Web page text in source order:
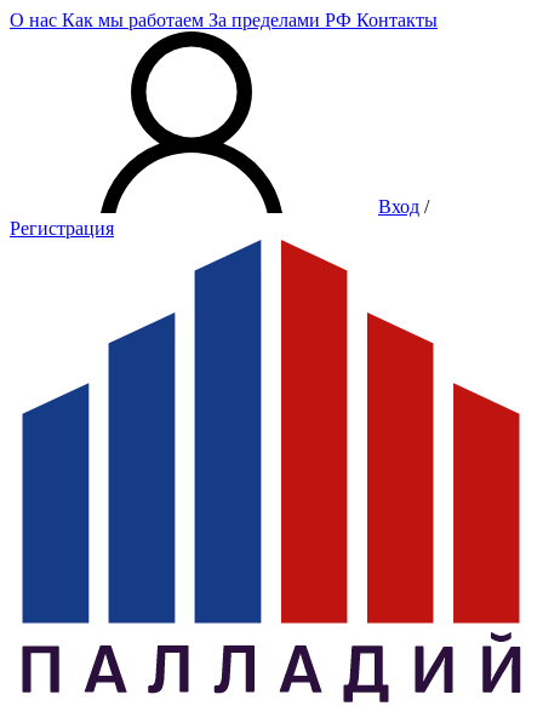
О нас Как мы работаем За пределами РФ Контакты
Вход /
Регистрация